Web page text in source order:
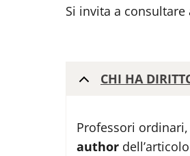
Si invita a
CHI HA
Professori
author